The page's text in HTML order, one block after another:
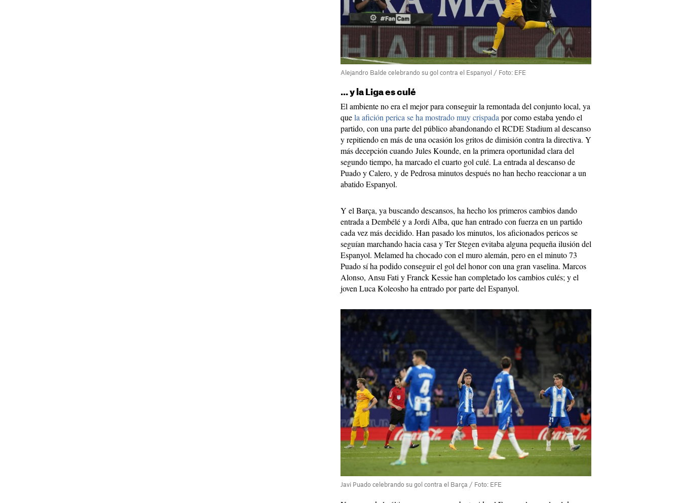
Alejandro Balde celebrando su gol contra el Espanyol / Foto: EFE
... y la Liga es culé
El ambiente no era el mejor para conseguir la remontada del conjunto local, ya
quela afición perica se ha mostrado muy crispada por como estaba yendo el
partido, con una parte del público abandonando el RCDE Stadium al descanso
y repitiendo en más de una ocasión los gritos de dimisión contra la directiva. Y
más decepción cuando Jules Kounde, en la primera oportunidad clara del
segundo tiempo, ha marcado el cuarto gol culé. La entrada al descanso de
Puado y Calero, y de Pedrosa minutos después no han hecho reaccionar a un
abatido Espanyol.
Y el Barça, ya buscando descansos, ha hecho los primeros cambios dando
entrada a Dembélé y a Jordi Alba, que han entrado con fuerza en un partido
cada vez más decidido. Han pasado los minutos, los aficionados pericos se
seguían marchando hacia casa y Ter Stegen evitaba alguna pequeña ilusión del
Espanyol. Melamed ha chocado con el muro alemán, pero en el minuto 73
Puado sí ha podido conseguir el gol del honor con una gran vaselina. Marcos
Alonso, Ansu Fati y Franck Kessie han completado los cambios culés; y el
joven Luca Koleosho ha entrado por parte del Espanyol.
Javi Puado celebrando su gol contra el Barça / Foto: EFE